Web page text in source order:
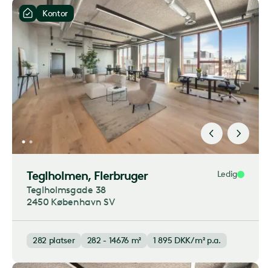
Kontor
Teglholmen, Flerbruger Ledig
Teglholmsgade 38
2450 København SV
282 platser 282 - 14676 m² 1 895 DKK/m² p.a.